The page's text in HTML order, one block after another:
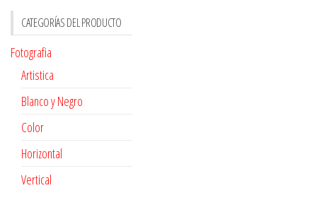
CATEGORÍAS DEL PRODUCTO
Fotografia
Artistica
Blanco y Negro
Color
Horizontal
Vertical